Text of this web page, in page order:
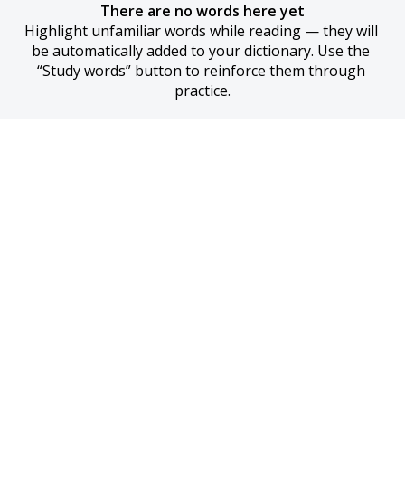
There are no words here yet
Highlight unfamiliar words while reading — they will
be automatically added to your dictionary. Use the
“Study words” button to reinforce them through
practice.